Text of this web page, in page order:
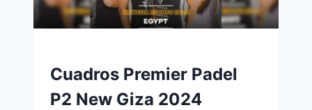
Cuadros Premier Padel
P2 New Giza 2024